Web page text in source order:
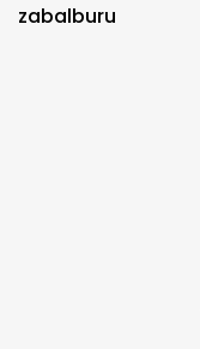
zabalburu